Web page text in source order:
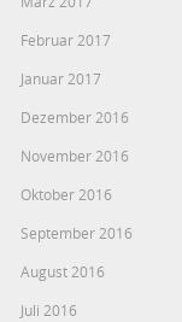
Februar 2017
Januar 2017
Dezember 2016
November 2016
Oktober 2016
September 2016
August 2016
Juli 2016